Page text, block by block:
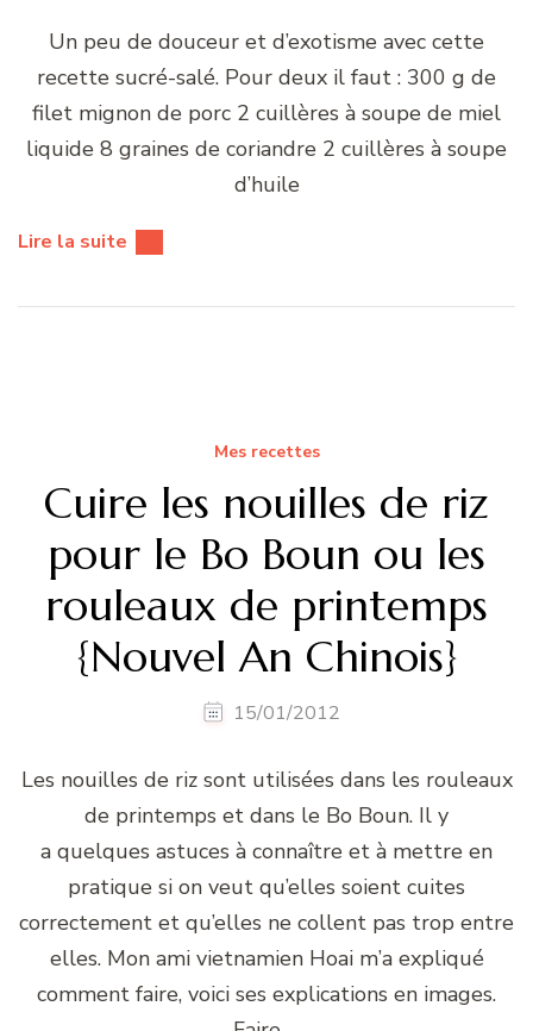
Un peu de douceur et d’exotisme avec cette
recette sucré-salé. Pour deux il faut : 300 g de
filet mignon de porc 2 cuillères à soupe de miel
liquide 8 graines de coriandre 2 cuillères à soupe
d’huile
Lire la suite
Mes recettes
Cuire les nouilles de riz
pour le Bo Boun ou les
rouleaux de printemps
{Nouvel An Chinois}
15/01/2012
Les nouilles de riz sont utilisées dans les rouleaux
de printemps et dans le Bo Boun. Il y
a quelques astuces à connaître et à mettre en
pratique si on veut qu’elles soient cuites
correctement et qu’elles ne collent pas trop entre
elles. Mon ami vietnamien Hoai m’a expliqué
comment faire, voici ses explications en images.